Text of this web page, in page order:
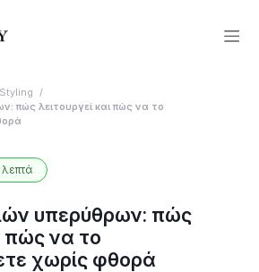
Styling
πώς λειτουργεί και πώς να το
υπερύθρων: πώς
πώς να το
χωρίς φθορά